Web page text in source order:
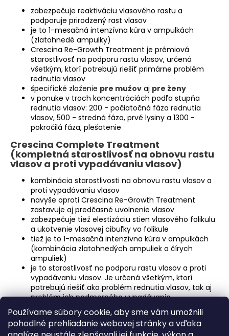
Používame súbory cookie, aby sme vám umožnili
pohodlné prehliadanie webovej stránky a vďaka
zabezpečuje reaktiváciu vlasového rastu a
podporuje prirodzený rast vlasov
je to 1-mesačná intenzívna kúra v ampulkách
(zlatohnedé ampulky)
Crescina Re-Growth Treatment je prémiová
starostlivosť na podporu rastu vlasov, určená
všetkým, ktorí potrebujú riešiť primárne problém
rednutia vlasov
špecifické zloženie pre mužov aj pre ženy
v ponuke v troch koncentráciách podľa stupňa
rednutia vlasov: 200 - počiatočná fáza rednutia
vlasov, 500 - stredná fáza, prvé lysiny a 1300 -
pokročilá fáza, plešatenie
Crescina Complete Treatment
(kompletná starostlivosť na obnovu rastu
vlasov a proti vypadávaniu vlasov)
kombinácia starostlivosti na obnovu rastu vlasov a
proti vypadávaniu vlasov
navyše oproti Crescina Re-Growth Treatment
zastavuje aj predčasné uvolnenie vlasov
zabezpečuje tiež elestizáciu stien vlasového folikulu
a ukotvenie vlasovej cibuľky vo folikule
tiež je to 1-mesačná intenzívna kúra v ampulkách
(kombinácia zlatohnedých ampuliek a čírych
ampuliek)
je to starostlivosť na podporu rastu vlasov a proti
vypadávaniu vlasov. Je určená všetkým, ktorí
potrebujú riešiť ako problém rednutia vlasov, tak aj
problém ich nadmerného vypadávania
1300)
MUŽI,